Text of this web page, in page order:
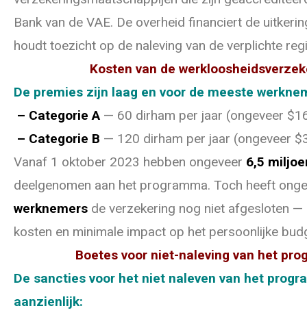
Bank van de VAE. De overheid financiert de
houdt toezicht op de naleving van de verplichte
Kosten van de
De premies zijn laag en voor de meeste
– Categorie A — 60 dirham per jaar (ongeveer
– Categorie B — 120 dirham per jaar (ongeveer
Vanaf 1 oktober 2023 hebben ongeveer 6,5
deelgenomen aan het programma. Toch heeft
werknemers de verzekering nog niet afgesloten —
kosten en minimale impact op het persoonlijke
Boetes voor niet-naleving van het
De sancties voor het niet naleven van het
aanzienlijk: